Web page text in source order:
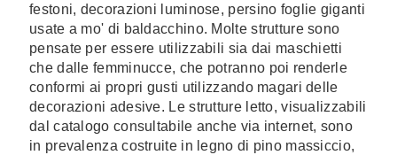
festoni, decorazioni luminose, persino foglie giganti
usate a mo' di baldacchino. Molte strutture sono
pensate per essere utilizzabili sia dai maschietti
che dalle femminucce, che potranno poi renderle
conformi ai propri gusti utilizzando magari delle
decorazioni adesive. Le strutture letto, visualizzabili
dal catalogo consultabile anche via internet, sono
in prevalenza costruite in legno di pino massiccio,